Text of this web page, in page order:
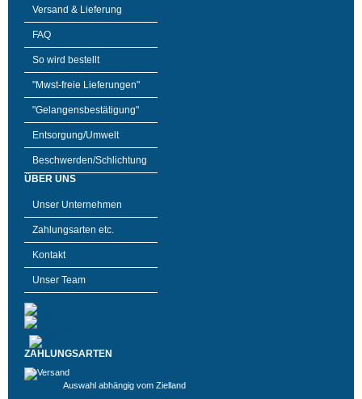
Versand & Lieferung
FAQ
So wird bestellt
"Mwst-freie Lieferungen"
"Gelangensbestätigung"
Entsorgung/Umwelt
Beschwerden/Schlichtung
ÜBER UNS
Unser Unternehmen
Zahlungsarten etc.
Kontakt
Unser Team
ZAHLUNGSARTEN
Auswahl abhängig vom Zielland